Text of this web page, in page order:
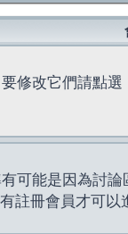
修改它們請點選
可能是因為討
冊會員才可以